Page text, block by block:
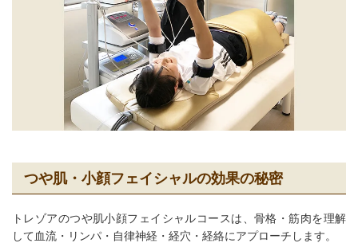
つや肌・小顔フェイシャルの効果の秘密
トレゾアのつや肌小顔フェイシャルコースは、骨格・筋肉を理解
して血流・リンパ・自律神経・経穴・経絡にアプローチします。